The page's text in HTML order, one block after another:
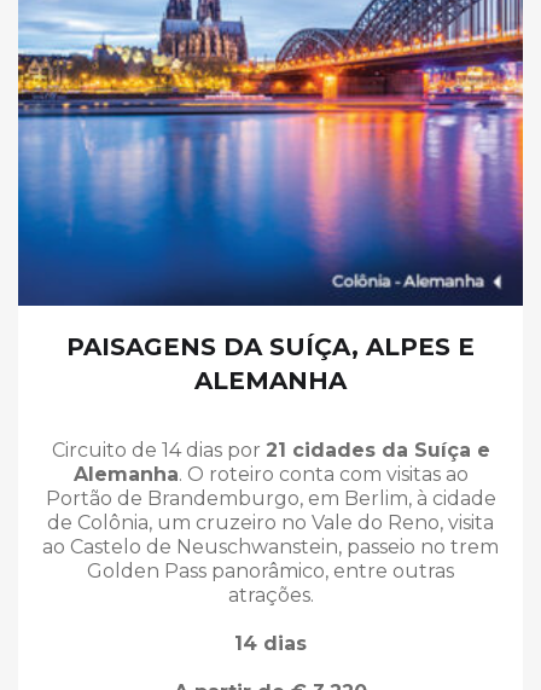
PAISAGENS DA SUÍÇA, ALPES E
ALEMANHA
Circuito de 14 dias por 21 cidades da Suíça e
Alemanha. O roteiro conta com visitas ao
Portão de Brandemburgo, em Berlim, à cidade
de Colônia, um cruzeiro no Vale do Reno, visita
ao Castelo de Neuschwanstein, passeio no trem
Golden Pass panorâmico, entre outras
atrações.
14 dias